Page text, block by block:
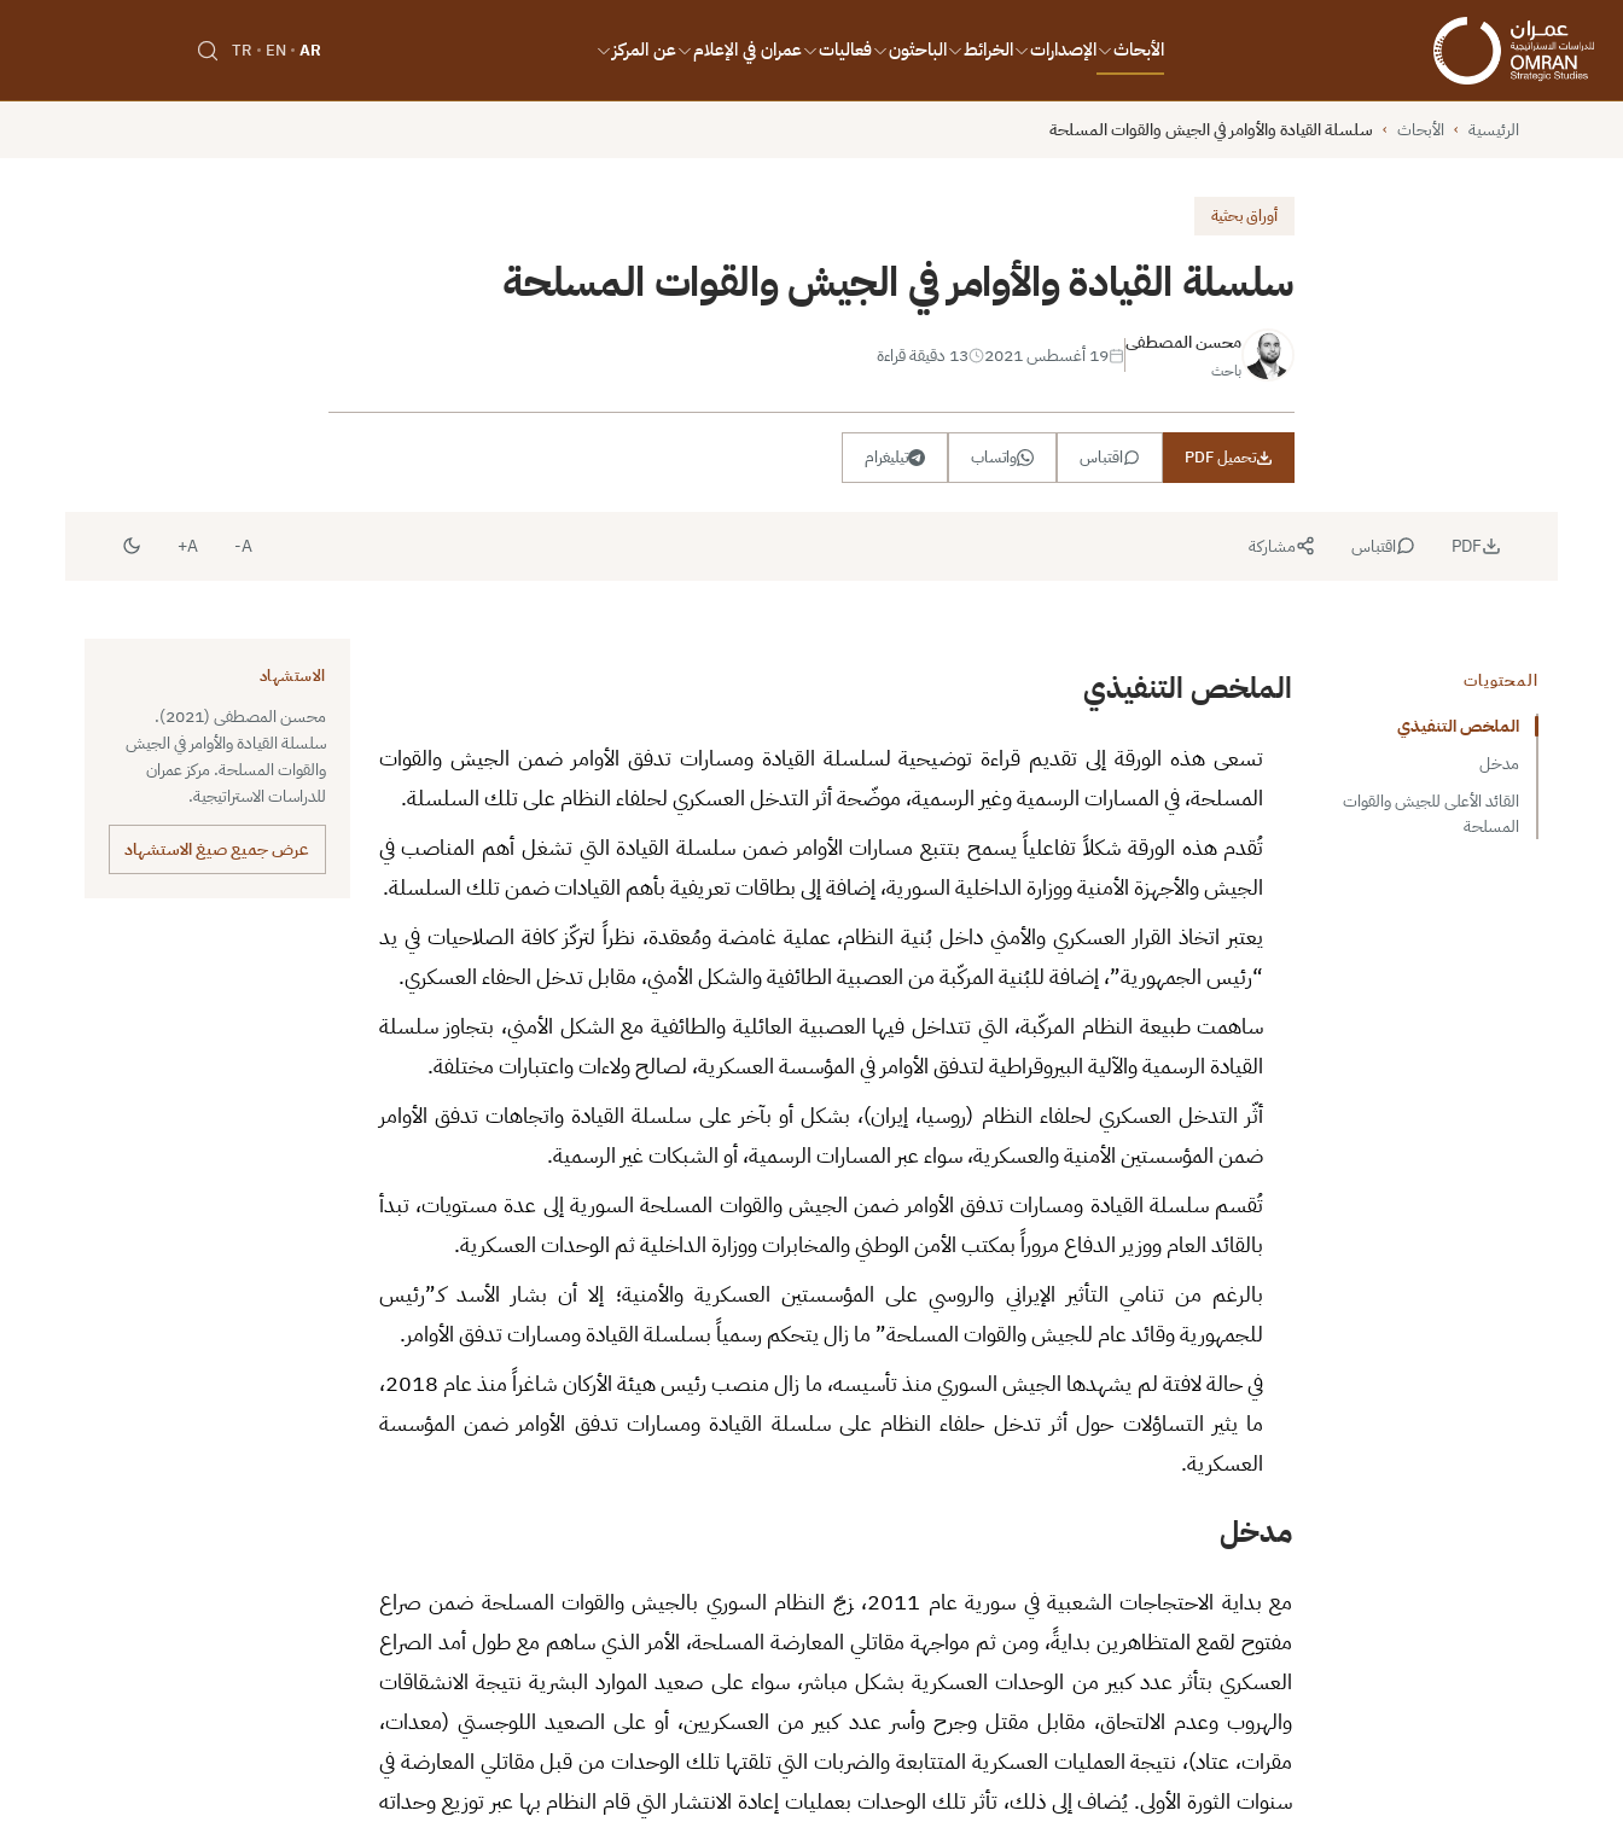
الأبحاث الإصدارات الخرائط الباحثون فعاليات عمران في الإعلام عن المركز AR
EN
TR
الرئيسية › الأبحاث › سلسلة القيادة والأوامر في الجيش والقوات المسلحة
أوراق بحثية
سلسلة القيادة والأوامر في الجيش والقوات المسلحة
محسن المصطفى
باحث
19 أغسطس 2021 13 دقيقة قراءة
تحميل PDF اقتباس واتساب تيليغرام
PDF اقتباس مشاركة A-
A+
المحتويات
الملخص التنفيذي
مدخل
القائد الأعلى للجيش والقوات
المسلحة
الملخص التنفيذي
تسعى هذه الورقة إلى تقديم قراءة توضيحية لسلسلة القيادة ومسارات تدفق الأوامر ضمن الجيش والقوات
المسلحة، في المسارات الرسمية وغير الرسمية، موضّحة أثر التدخل العسكري لحلفاء النظام على تلك السلسلة.
تُقدم هذه الورقة شكلاً تفاعلياً يسمح بتتبع مسارات الأوامر ضمن سلسلة القيادة التي تشغل أهم المناصب في
الجيش والأجهزة الأمنية ووزارة الداخلية السورية، إضافة إلى بطاقات تعريفية بأهم القيادات ضمن تلك السلسلة.
يعتبر اتخاذ القرار العسكري والأمني داخل بُنية النظام، عملية غامضة ومُعقدة، نظراً لتركّز كافة الصلاحيات في يد
“رئيس الجمهورية”، إضافة للبُنية المركّبة من العصبية الطائفية والشكل الأمني، مقابل تدخل الحفاء العسكري.
ساهمت طبيعة النظام المركّبة، التي تتداخل فيها العصبية العائلية والطائفية مع الشكل الأمني، بتجاوز سلسلة
القيادة الرسمية والآلية البيروقراطية لتدفق الأوامر في المؤسسة العسكرية، لصالح ولاءات واعتبارات مختلفة.
أثّر التدخل العسكري لحلفاء النظام (روسيا، إيران)، بشكل أو بآخر على سلسلة القيادة واتجاهات تدفق الأوامر
ضمن المؤسستين الأمنية والعسكرية، سواء عبر المسارات الرسمية، أو الشبكات غير الرسمية.
تُقسم سلسلة القيادة ومسارات تدفق الأوامر ضمن الجيش والقوات المسلحة السورية إلى عدة مستويات، تبدأ
بالقائد العام ووزير الدفاع مروراً بمكتب الأمن الوطني والمخابرات ووزارة الداخلية ثم الوحدات العسكرية.
بالرغم من تنامي التأثير الإيراني والروسي على المؤسستين العسكرية والأمنية؛ إلا أن بشار الأسد كـ”رئيس
للجمهورية وقائد عام للجيش والقوات المسلحة” ما زال يتحكم رسمياً بسلسلة القيادة ومسارات تدفق الأوامر.
في حالة لافتة لم يشهدها الجيش السوري منذ تأسيسه، ما زال منصب رئيس هيئة الأركان شاغراً منذ عام 2018،
ما يثير التساؤلات حول أثر تدخل حلفاء النظام على سلسلة القيادة ومسارات تدفق الأوامر ضمن المؤسسة
العسكرية.
مدخل
مع بداية الاحتجاجات الشعبية في سورية عام 2011، زجّ النظام السوري بالجيش والقوات المسلحة ضمن صراع
مفتوح لقمع المتظاهرين بدايةً، ومن ثم مواجهة مقاتلي المعارضة المسلحة، الأمر الذي ساهم مع طول أمد الصراع
العسكري بتأثر عدد كبير من الوحدات العسكرية بشكل مباشر، سواء على صعيد الموارد البشرية نتيجة الانشقاقات
والهروب وعدم الالتحاق، مقابل مقتل وجرح وأسر عدد كبير من العسكريين، أو على الصعيد اللوجستي (معدات،
مقرات، عتاد)، نتيجة العمليات العسكرية المتتابعة والضربات التي تلقتها تلك الوحدات من قبل مقاتلي المعارضة في
سنوات الثورة الأولى. يُضاف إلى ذلك، تأثر تلك الوحدات بعمليات إعادة الانتشار التي قام النظام بها عبر توزيع وحداته
الاستشهاد
محسن المصطفى (2021).
سلسلة القيادة والأوامر في الجيش
والقوات المسلحة. مركز عمران
للدراسات الاستراتيجية.
عرض جميع صيغ الاستشهاد